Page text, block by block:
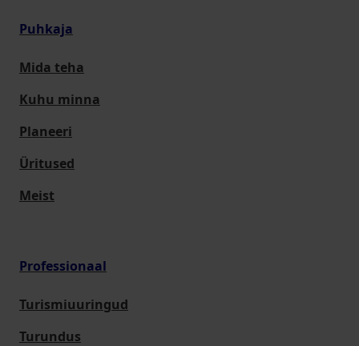
Puhkaja
Mida teha
Kuhu minna
Planeeri
Üritused
Meist
Professionaal
Turismiuuringud
Turundus